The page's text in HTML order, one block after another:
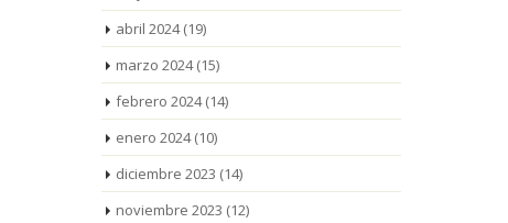
abril 2024(19)
marzo 2024(15)
febrero 2024(14)
enero 2024(10)
diciembre 2023 (14)
noviembre 2023 (12)